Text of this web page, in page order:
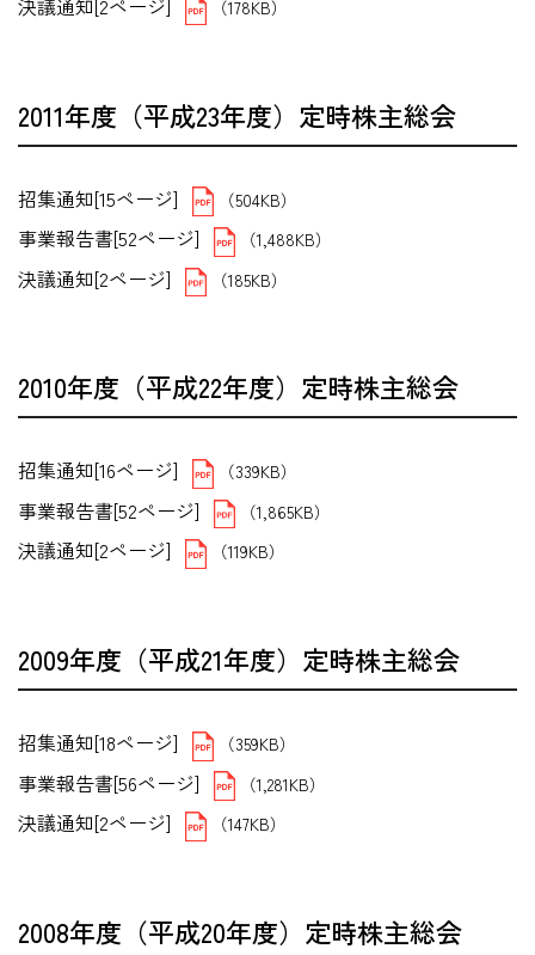
決議通知[2ページ] （178KB）
2011年度（平成23年度）定時株主総会
招集通知[15ページ] （504KB）
事業報告書[52ページ] （1,488KB）
決議通知[2ページ] （185KB）
2010年度（平成22年度）定時株主総会
招集通知[16ページ] （339KB）
事業報告書[52ページ] （1,865KB）
決議通知[2ページ] （119KB）
2009年度（平成21年度）定時株主総会
招集通知[18ページ] （359KB）
事業報告書[56ページ] （1,281KB）
決議通知[2ページ] （147KB）
2008年度（平成20年度）定時株主総会